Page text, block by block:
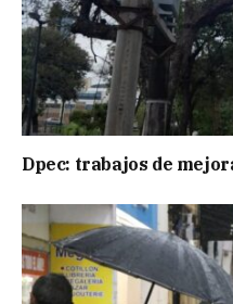
Dpec: trabajos de